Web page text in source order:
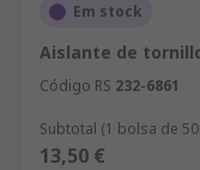
Em stock
Aislante de tornillo
Código RS 232-6861
Subtotal (1 bolsa de
13,50 €